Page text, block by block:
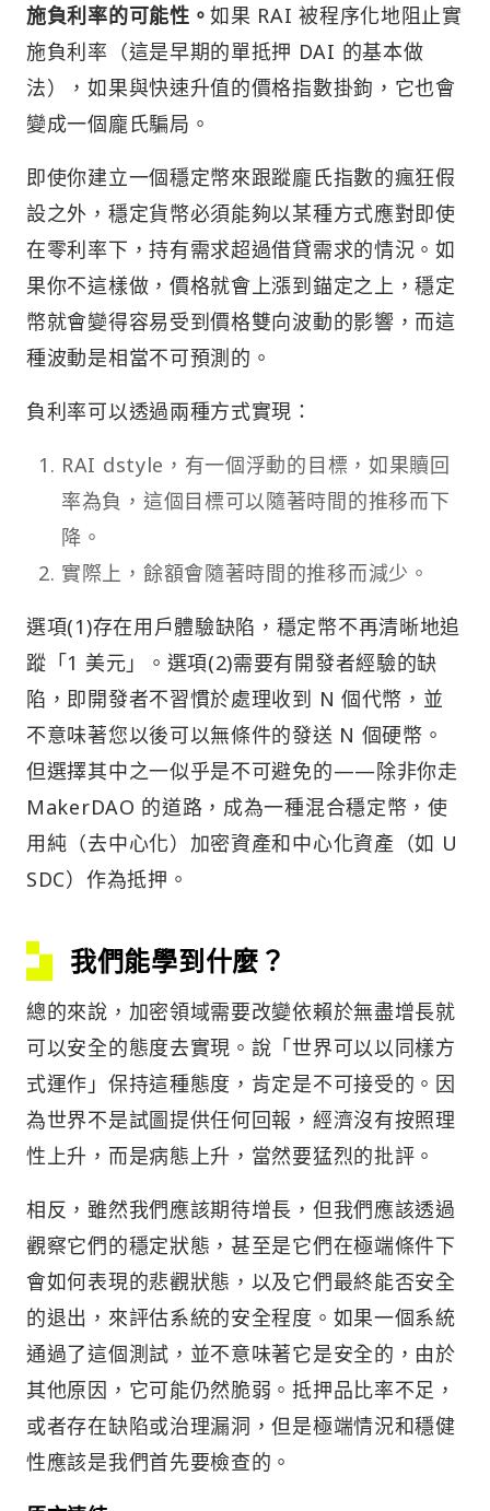
施負利率的可能性。如果 RAI 被程序化地阻止實
施負利率（這是早期的單抵押 DAI 的基本做
法），如果與快速升值的價格指數掛鉤，它也會
變成一個龐氏騙局。
即使你建立一個穩定幣來跟蹤龐氏指數的瘋狂假
設之外，穩定貨幣必須能夠以某種方式應對即使
在零利率下，持有需求超過借貸需求的情況。如
果你不這樣做，價格就會上漲到錨定之上，穩定
幣就會變得容易受到價格雙向波動的影響，而這
種波動是相當不可預測的。
負利率可以透過兩種方式實現：
RAI dstyle，有一個浮動的目標，如果贖回
率為負，這個目標可以隨著時間的推移而下
降。
實際上，餘額會隨著時間的推移而減少。
選項(1)存在用戶體驗缺陷，穩定幣不再清晰地追
蹤「1 美元」。選項(2)需要有開發者經驗的缺
陷，即開發者不習慣於處理收到 N 個代幣，並
不意味著您以後可以無條件的發送 N 個硬幣。
但選擇其中之一似乎是不可避免的——除非你走
MakerDAO 的道路，成為一種混合穩定幣，使
用純（去中心化）加密資產和中心化資產（如 U
SDC）作為抵押。
我們能學到什麼？
總的來說，加密領域需要改變依賴於無盡增長就
可以安全的態度去實現。說「世界可以以同樣方
式運作」保持這種態度，肯定是不可接受的。因
為世界不是試圖提供任何回報，經濟沒有按照理
性上升，而是病態上升，當然要猛烈的批評。
相反，雖然我們應該期待增長，但我們應該透過
觀察它們的穩定狀態，甚至是它們在極端條件下
會如何表現的悲觀狀態，以及它們最終能否安全
的退出，來評估系統的安全程度。如果一個系統
通過了這個測試，並不意味著它是安全的，由於
其他原因，它可能仍然脆弱。抵押品比率不足，
或者存在缺陷或治理漏洞，但是極端情況和穩健
性應該是我們首先要檢查的。